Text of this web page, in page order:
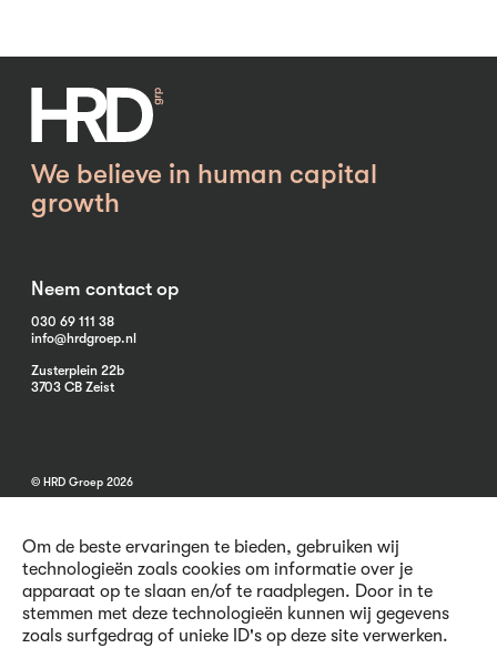
Om de beste ervaringen te bieden, gebruiken wij
technologieën zoals cookies om informatie over je
apparaat op te slaan en/of te raadplegen. Door in te
stemmen met deze technologieën kunnen wij gegevens
zoals surfgedrag of unieke ID's op deze site verwerken.
We believe in human capital
growth
Neem contact op
030 69 111 38
info@hrdgroep.nl
Zusterplein 22b
3703 CB Zeist
© HRD Groep 2026
Algemene informatie